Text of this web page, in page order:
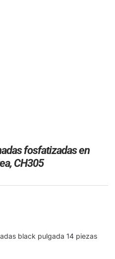
fosfatizadas en
CH305
black pulgada 14 piezas